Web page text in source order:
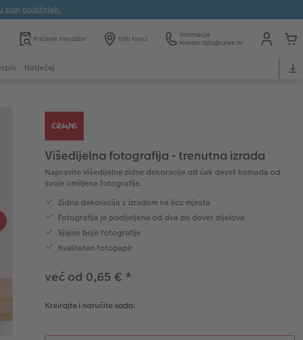
svoj godišnjak.
Praćenje narudžbe Foto kiosci
Informacije
mueller-foto@cewe.hr
Natječaj
Višedijelna fotografija - trenutna izrada
Napravite višedijelne zidne dekoracije od čak devet komada od
svoje omiljene fotografije.
Zidna dekoracija s izradom na licu mjesta
Fotografija je podijeljena od dva do devet dijelova
Sjajne boje fotografije
Kvalitetan fotopapir
već od 0,65 € *
Kreirajte i naručite sada: